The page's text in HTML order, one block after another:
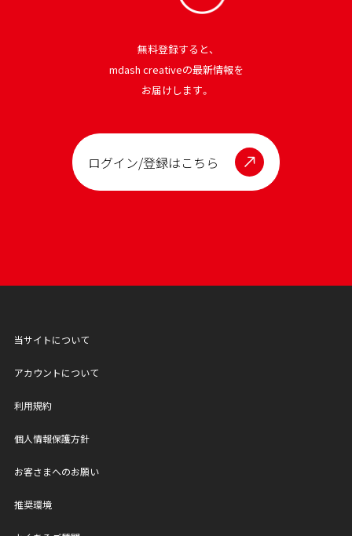
無料登録すると、
mdash creativeの最新情報を
お届けします。
ログイン/登録はこちら
当サイトについて
アカウントについて
利用規約
個人情報保護方針
お客さまへのお願い
推奨環境